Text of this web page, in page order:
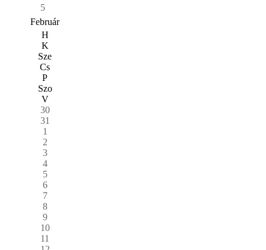
5
Február
H
K
Sze
Cs
P
Szo
V
30
31
1
2
3
4
5
6
7
8
9
10
11